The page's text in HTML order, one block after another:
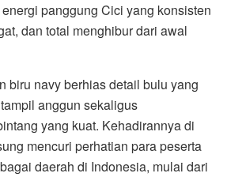
panggung Cici yang konsisten
dan total menghibur dari awal
biru navy berhias detail bulu yang
anggun sekaligus
yang kuat. Kehadirannya di
mencuri perhatian para peserta
daerah di Indonesia, mulai dari